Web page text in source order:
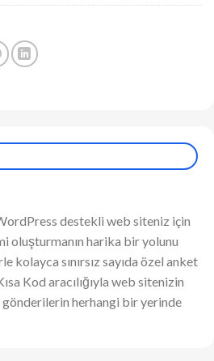
destekli web siteniz için
oluşturmanın harika bir yolunu
kolayca sınırsız sayıda özel anket
Kod aracılığıyla web sitenizin
herhangi bir yerinde